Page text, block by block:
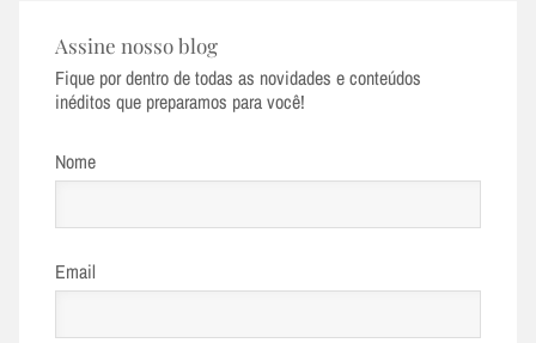
Assine nosso blog
Fique por dentro de todas as novidades e conteúdos
inéditos que preparamos para você!
Nome
Email